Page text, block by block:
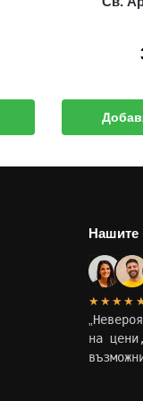
Нашите
на